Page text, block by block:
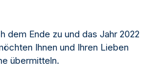
dem Ende zu und das Jahr 2022
Ihnen und Ihren Lieben
übermitteln.